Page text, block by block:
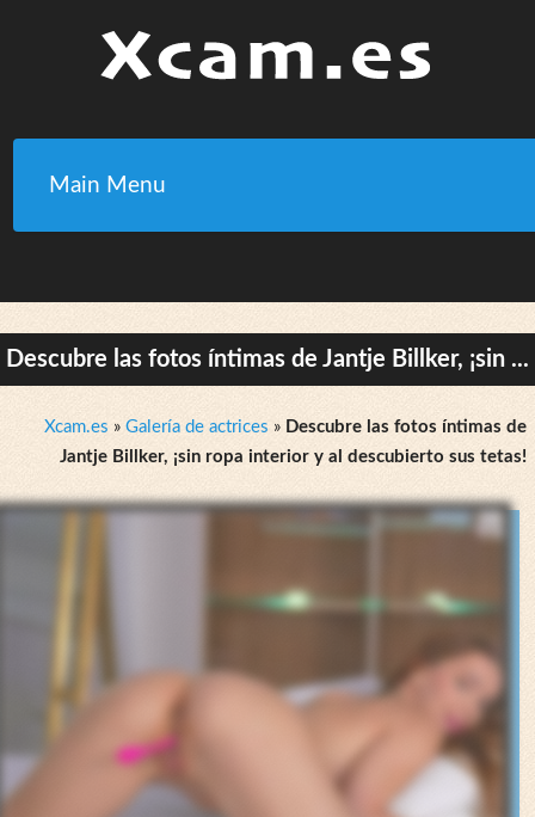
Main Menu
Descubre las fotos íntimas de Jantje Billker, ¡sin ...
Xcam.es » Galería de actrices » Descubre las fotos íntimas de
Jantje Billker, ¡sin ropa interior y al descubierto sus tetas!